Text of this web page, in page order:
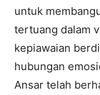
untuk
tertuang dalam
kepiawaian
hubungan
Ansar telah